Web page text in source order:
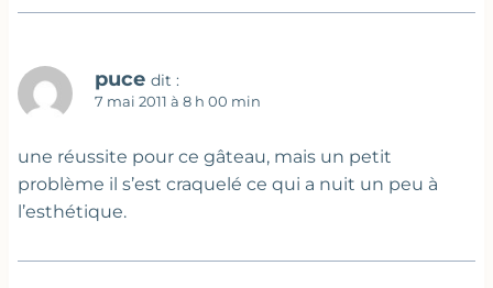
puce dit :
7 mai 2011 à 8 h 00 min
une réussite pour ce gâteau, mais un petit
problème il s’est craquelé ce qui a nuit un peu à
l’esthétique.